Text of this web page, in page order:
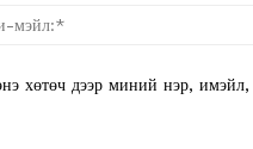
хөтөч дээр миний нэр, имэйл,